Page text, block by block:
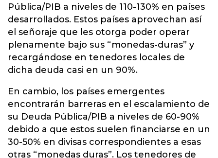
Pública/PIB a niveles de 110-130% en países
desarrollados. Estos países aprovechan así
el señoraje que les otorga poder operar
plenamente bajo sus “monedas-duras” y
recargándose en tenedores locales de
dicha deuda casi en un 90%.
En cambio, los países emergentes
encontrarán barreras en el escalamiento de
su Deuda Pública/PIB a niveles de 60-90%
debido a que estos suelen financiarse en un
30-50% en divisas correspondientes a esas
otras “monedas duras”. Los tenedores de